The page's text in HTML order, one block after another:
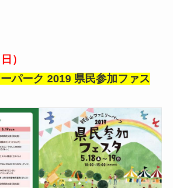
）
ーパーク 2019 県民参加ファス